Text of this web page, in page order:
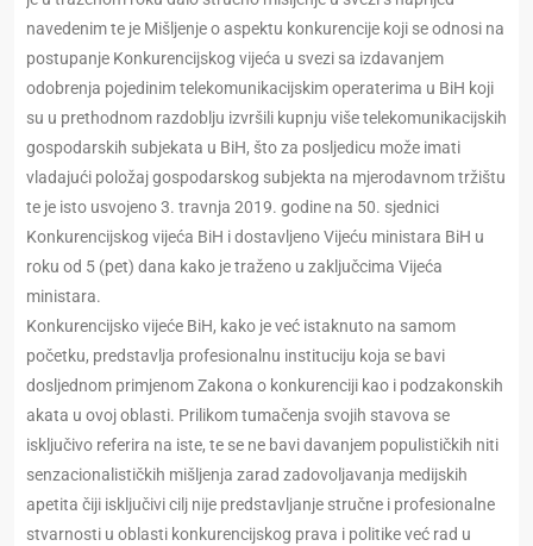
navedenim te je Mišljenje o aspektu konkurencije koji se odnosi na
postupanje Konkurencijskog vijeća u svezi sa izdavanjem
odobrenja pojedinim telekomunikacijskim operaterima u BiH koji
su u prethodnom razdoblju izvršili kupnju više telekomunikacijskih
gospodarskih subjekata u BiH, što za posljedicu može imati
vladajući položaj gospodarskog subjekta na mjerodavnom tržištu
te je isto usvojeno 3. travnja 2019. godine na 50. sjednici
Konkurencijskog vijeća BiH i dostavljeno Vijeću ministara BiH u
roku od 5 (pet) dana kako je traženo u zaključcima Vijeća
ministara.
Konkurencijsko vijeće BiH, kako je već istaknuto na samom
početku, predstavlja profesionalnu instituciju koja se bavi
dosljednom primjenom Zakona o konkurenciji kao i podzakonskih
akata u ovoj oblasti. Prilikom tumačenja svojih stavova se
isključivo referira na iste, te se ne bavi davanjem populističkih niti
senzacionalističkih mišljenja zarad zadovoljavanja medijskih
apetita čiji isključivi cilj nije predstavljanje stručne i profesionalne
stvarnosti u oblasti konkurencijskog prava i politike već rad u